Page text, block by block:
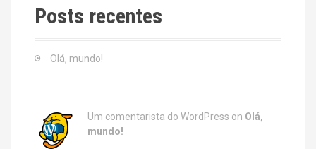
c
h
Posts recentes
Olá, mundo!
Um comentarista do WordPress on Olá,
mundo!